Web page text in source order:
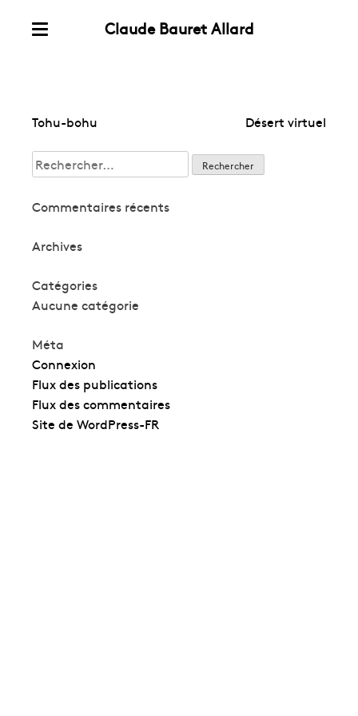
Skip
Claude Bauret Allard
Navigation
l’article
Tohu-bohu Désert virtuel
Rechercher :
Commentaires récents
Archives
Catégories
Aucune catégorie
Méta
Connexion
Flux des publications
Flux des commentaires
Site de WordPress-FR